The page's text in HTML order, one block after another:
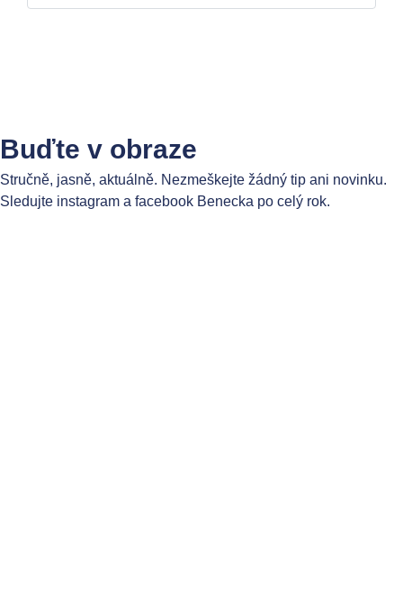
Buďte v obraze
Stručně, jasně, aktuálně. Nezmeškejte žádný tip ani novinku.
Sledujte instagram a facebook Benecka po celý rok.